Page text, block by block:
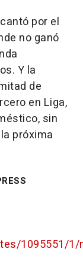
por el
no ganó
Y la
de
en Liga,
sin
próxima
1095551/1/